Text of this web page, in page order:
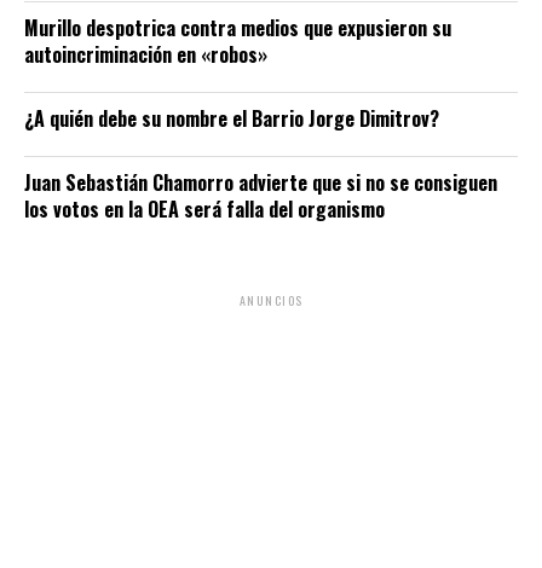
Murillo despotrica contra medios que expusieron su
autoincriminación en «robos»
¿A quién debe su nombre el Barrio Jorge Dimitrov?
Juan Sebastián Chamorro advierte que si no se consiguen
los votos en la OEA será falla del organismo
ANUNCIOS